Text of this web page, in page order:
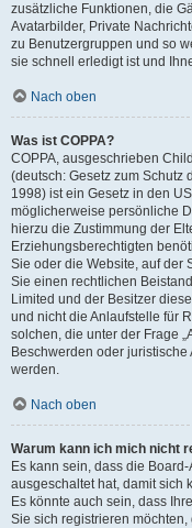
zusätzliche Funktionen, die
Avatarbilder, Private
zu Benutzergruppen und so
sie schnell erledigt ist und
Nach oben
Was ist COPPA?
COPPA, ausgeschrieben
(deutsch: Gesetz zum Schutz
1998) ist ein Gesetz in den
möglicherweise persönliche
hierzu die Zustimmung der
Erziehungsberechtigten
Sie oder die Website, auf der
Sie einen rechtlichen
Limited und der Besitzer
und nicht die Anlaufstelle für
solchen, die unter der Frage
Beschwerden oder
werden.
Nach oben
Warum kann ich mich nicht
Es kann sein, dass die
ausgeschaltet hat, damit sich
Es könnte auch sein, dass
Sie sich registrieren